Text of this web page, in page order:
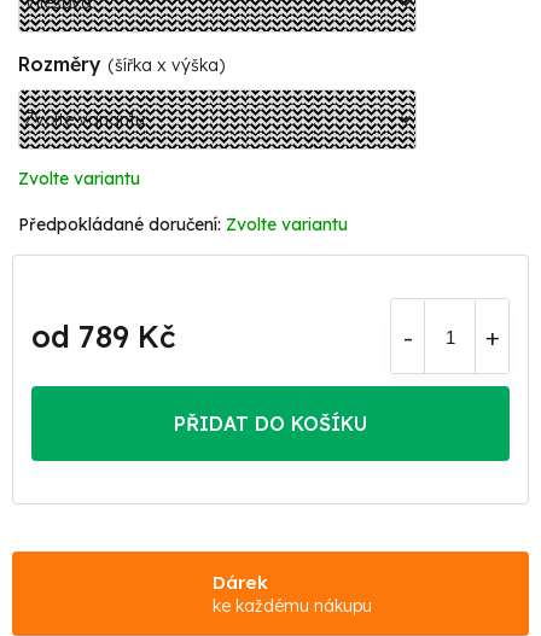
Rozměry (šířka x výška)
Zvolte variantu
Zvolte variantu
od 789 Kč
cena:
PŘIDAT DO KOŠÍKU
Dárek
ke každému nákupu